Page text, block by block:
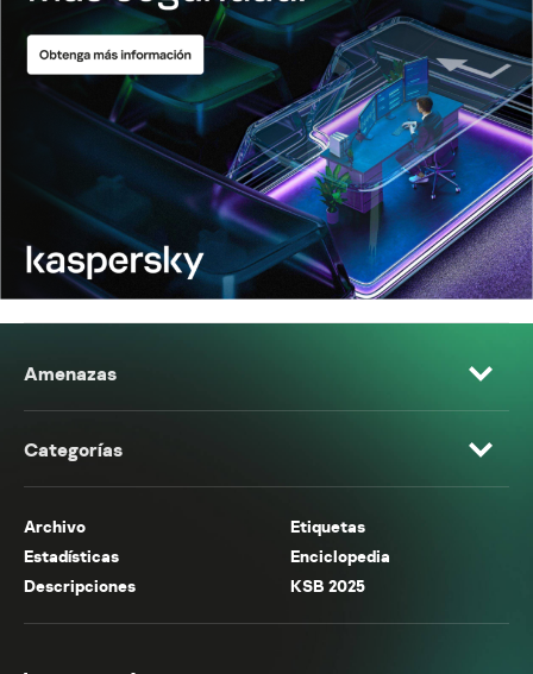
Amenazas
Categorías
Archivo
Etiquetas
Estadísticas
Enciclopedia
Descripciones
KSB 2025